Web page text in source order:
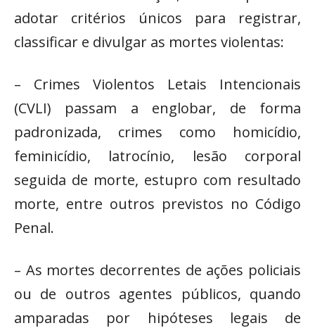
adotar critérios únicos para registrar,
classificar e divulgar as mortes violentas:
– Crimes Violentos Letais Intencionais
(CVLI) passam a englobar, de forma
padronizada, crimes como homicídio,
feminicídio, latrocínio, lesão corporal
seguida de morte, estupro com resultado
morte, entre outros previstos no Código
Penal.
– As mortes decorrentes de ações policiais
ou de outros agentes públicos, quando
amparadas por hipóteses legais de